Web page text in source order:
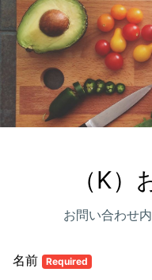
（K
お問い合わせ
名前 Required